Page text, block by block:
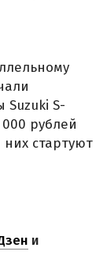
Suzuki S-
рублей
стартуют
и